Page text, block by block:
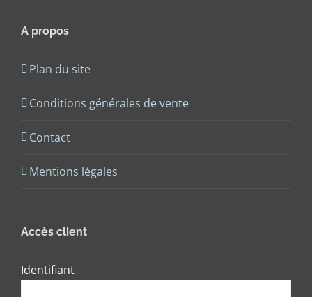
A propos
Plan du site
Conditions générales de vente
Contact
Mentions légales
Accès client
Identifiant